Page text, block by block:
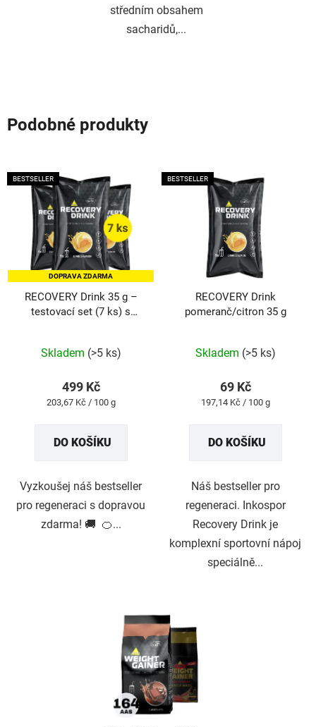
středním obsahem
sacharidů,...
Podobné produkty
BESTSELLER
DOPRAVA ZDARMA
RECOVERY Drink 35 g –
testovací set (7 ks) s
produktu
hvězdiček.
Skladem (>5 ks)
499 Kč
Měrná
203,67 Kč / 100 g
DO KOŠÍKU
Vyzkoušej náš bestseller
pro regeneraci s dopravou
zdarma! 🚚 🍊...
BESTSELLER
RECOVERY Drink
pomeranč/citron 35 g
produktu
hvězdiček.
Skladem (>5 ks)
69 Kč
Měrná
197,14 Kč / 100 g
DO KOŠÍKU
Náš bestseller pro
regeneraci. Inkospor
Recovery Drink je
komplexní sportovní nápoj
speciálně...